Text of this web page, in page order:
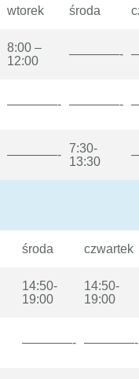
wtorek środa
8:00 –
12:00
————-
————- ————-
————- 7:30-
13:30
środa czwartek
14:50-
19:00
14:50-
19:00
————- ————-